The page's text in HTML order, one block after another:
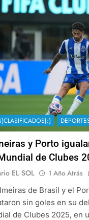
y Porto
de Clubes
EL SOL 1 Año Atrás
de Brasil y el
sin goles en su
de Clubes 2025, en